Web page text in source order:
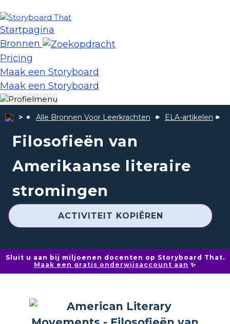
Startpagina
Bronnen
Pricing
Maak een Storyboard
Maak een Storyboard
Alle Bronnen Voor Leerkrachten ELA-artikelen
Filosofieën van
Amerikaanse literaire
stromingen
ACTIVITEIT KOPIËREN
Sluit u aan bij miljoenen docenten op Storyboard That.
Maak een gratis onderwijsaccount aan ✨